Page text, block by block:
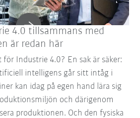
4.0 tillsammans med
är redan här
Industrie 4.0? En sak är säker:
intelligens går sitt intåg i
kan idag på egen hand lära sig
och därigenom
produktionen. Och den fysiska